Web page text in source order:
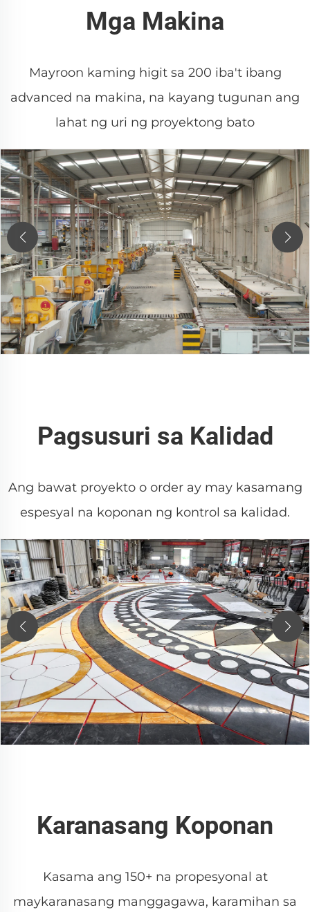
Mga Makina
Mayroon kaming higit sa 200 iba't ibang
advanced na makina, na kayang tugunan ang
lahat ng uri ng proyektong bato
Pagsusuri sa Kalidad
Ang bawat proyekto o order ay may kasamang
espesyal na koponan ng kontrol sa kalidad.
Karanasang Koponan
Kasama ang 150+ na propesyonal at
maykaranasang manggagawa, karamihan sa